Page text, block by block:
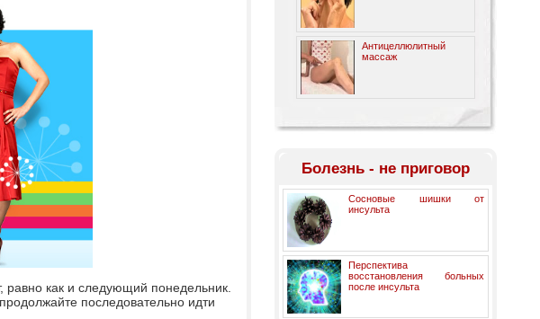
равно как и следующий понедельник.
последовательно идти
Антицеллюлитный
массаж
Болезнь - не приговор
Сосновые шишки от
инсульта
Перспектива
восстановления больных
после инсульта